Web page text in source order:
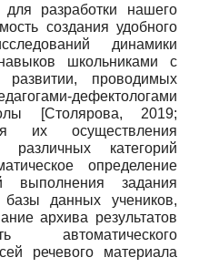
разработки нашего
создания удобного
динамики
школьниками с
проводимых
дефектологами
[Столярова, 2019;
их осуществления
различных категорий
определение
выполнения задания
данных учеников,
архива результатов
автоматического
речевого материала